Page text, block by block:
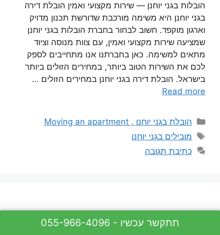
הובלות בגני יוחנן — שירות מקצועי ואמין הובלת דירה
בגני יוחנן היא משימה מורכבת שדורשת תכנון מדויק
וארגון מוקפד. חשוב לבחור בחברת הובלות בגני יוחנן
שמציעה שירות מקצועי ואמין, עם צוות מנוסה וציוד
מתאים למשימה. כאן בחברתנו אנו מתחייבים לספק
לכם את השירות הטוב ביותר, במחירים הזולים ביותר
בישראל. הובלת דירה בגני יוחנן במחירים הזולים …
Read more
קטגוריות
הובלת בגני יוחנן , Moving an apartment
תגיות
מובילים בגני יוחנן
כתיבת תגובה
055-966-4096 - תתקשר עכשיו